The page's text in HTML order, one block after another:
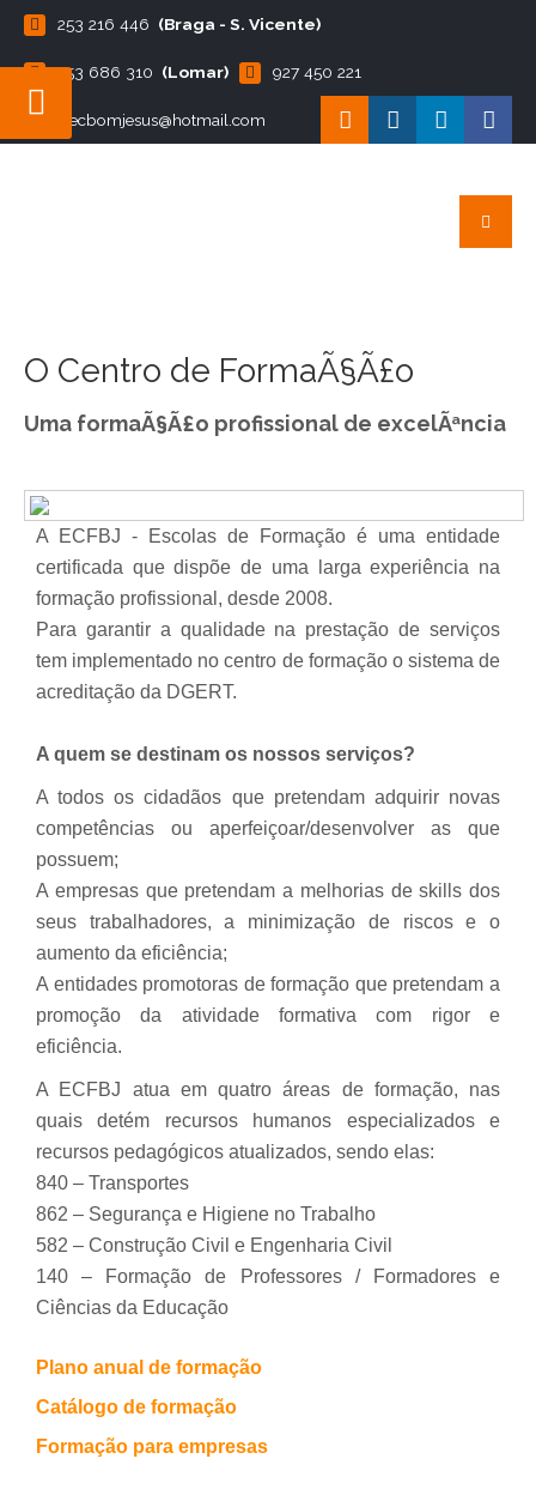
253 216 446 (Braga - S. Vicente)
253 686 310 (Lomar) 927 450 221
ecbomjesus@hotmail.com
O Centro de FormaÃ§Ã£o
Uma formaÃ§Ã£o profissional de excelÃªncia
A ECFBJ - Escolas de Formação é uma entidade
certificada que dispõe de uma larga experiência na
formação profissional, desde 2008.
Para garantir a qualidade na prestação de serviços
tem implementado no centro de formação o sistema de
acreditação da DGERT.
A quem se destinam os nossos serviços?
A todos os cidadãos que pretendam adquirir novas
competências ou aperfeiçoar/desenvolver as que
possuem;
A empresas que pretendam a melhorias deskills dos
seus trabalhadores, a minimização de riscos e o
aumento da eficiência;
A entidades promotoras de formação que pretendam a
promoção da atividade formativa com rigor e
eficiência.
A ECFBJ atua em quatro áreas de formação, nas
quais detém recursos humanos especializados e
recursos pedagógicos atualizados, sendo elas:
840 – Transportes
862 – Segurança e Higiene no Trabalho
582 – Construção Civil e Engenharia Civil
140 – Formação de Professores / Formadores e
Ciências da Educação
Plano anual de formação
Catálogo de formação
Formação para empresas